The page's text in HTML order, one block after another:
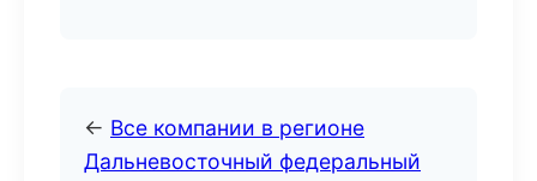
← Все компании в регионе
Дальневосточный федеральный